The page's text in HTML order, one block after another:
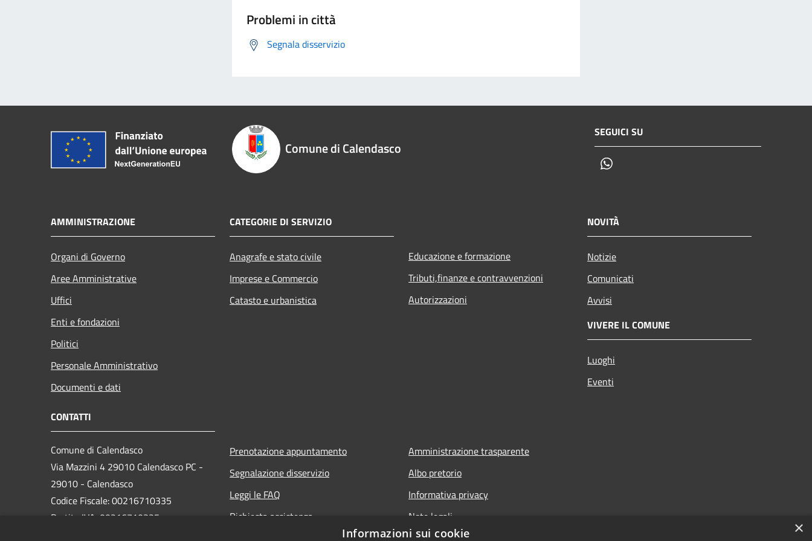
Problemi in città
Segnala disservizio
Comune di Calendasco
SEGUICI SU
AMMINISTRAZIONE
Organi di Governo
Aree Amministrative
Uffici
Enti e fondazioni
Politici
Personale Amministrativo
Documenti e dati
CATEGORIE DI SERVIZIO
Anagrafe e stato civile
Imprese e Commercio
Catasto e urbanistica
Educazione e formazione
Tributi,finanze e contravvenzioni
Autorizzazioni
NOVITÀ
Notizie
Comunicati
Avvisi
VIVERE IL COMUNE
Luoghi
Eventi
CONTATTI
Comune di Calendasco
Via Mazzini 4 29010 Calendasco PC -
29010 - Calendasco
Codice Fiscale: 00216710335
Partita IVA: 00216710335
Prenotazione appuntamento
Segnalazione disservizio
Leggi le FAQ
Richiesta assistenza
Amministrazione trasparente
Albo pretorio
Informativa privacy
Note legali
Dichiarazione di accessibilità
×
Informazioni sui cookie